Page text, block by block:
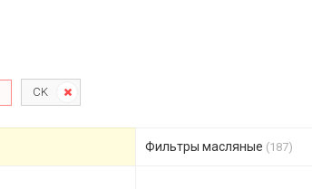
CK
Фильтры масляные (187)